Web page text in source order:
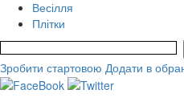
Весілля
Плітки
Зробити стартовою Додати в